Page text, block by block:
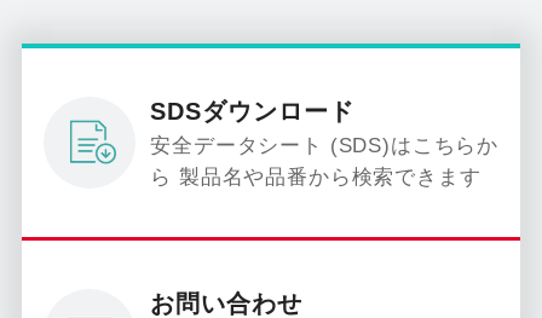
SDSダウンロード
安全データシート (SDS)はこちらか
ら 製品名や品番から検索できます
お問い合わせ